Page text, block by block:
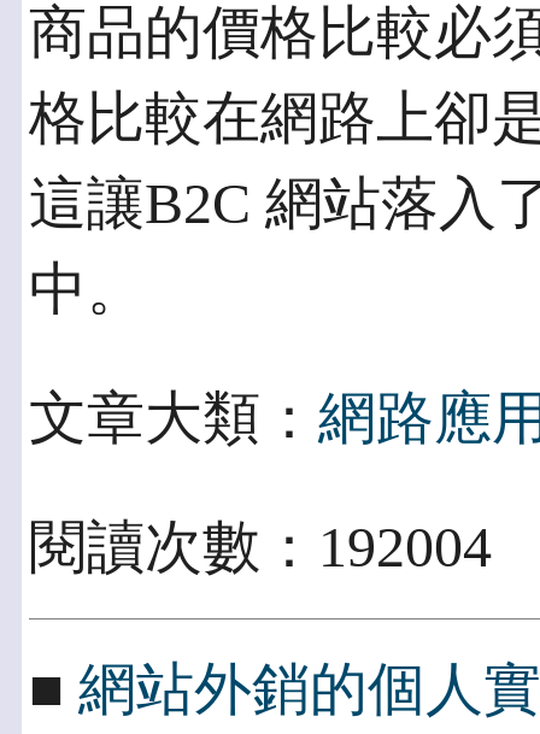
商品的價格比較必
格比較在網路上卻
這讓B2C 網站落入
中。
文章大類： 網路應
閱讀次數：
■ 網站外銷的個人